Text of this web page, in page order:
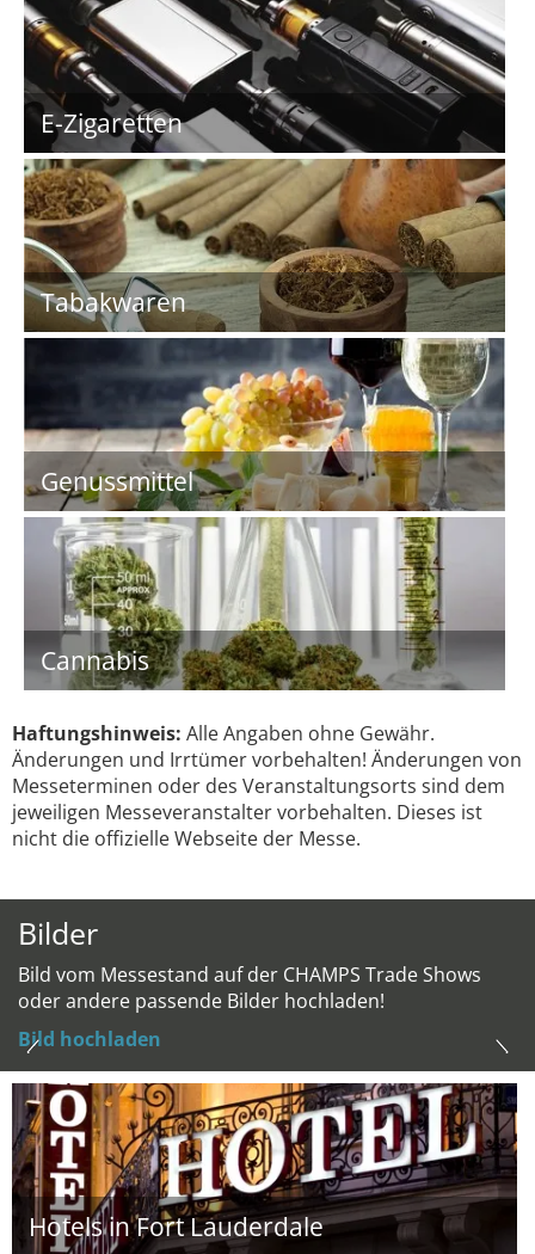
E-Zigaretten
Tabakwaren
Genussmittel
Cannabis
Haftungshinweis: Alle Angaben ohne Gewähr.
Änderungen und Irrtümer vorbehalten! Änderungen von
Messeterminen oder des Veranstaltungsorts sind dem
jeweiligen Messeveranstalter vorbehalten. Dieses ist
nicht die offizielle Webseite der Messe.
Bilder
Bild vom Messestand auf der CHAMPS Trade Shows
oder andere passende Bilder hochladen!
Bild hochladen
Hotels in Fort Lauderdale